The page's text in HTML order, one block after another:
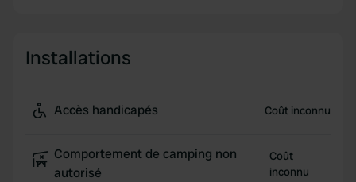
Installations
Accès handicapés Coût inconnu
Comportement de camping non
autorisé
Coût
inconnu